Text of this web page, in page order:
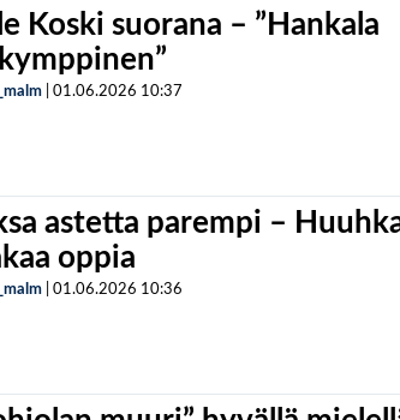
Koski suorana – ”Hankala
01.06.2026 10:37
astetta parempi –
oppia
01.06.2026 10:36